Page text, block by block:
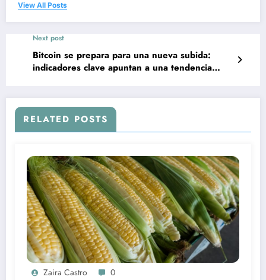
View All Posts
Next post
Bitcoin se prepara para una nueva subida:
indicadores clave apuntan a una tendencia
RELATED POSTS
Zaira Castro 0